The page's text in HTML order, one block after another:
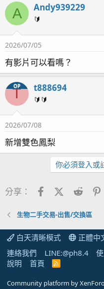
c
t
i
o
n
：
A Andy939229
🔰
2026/07/05
有影片可以看嗎？
OP
T t888694
🔰🔰
2026/07/08
新增雙色鳳梨
你必須登入或
分享： FacebookX (Twitter)
Reddit
生物二手交易-出售/交換區
白天清晰模式
正體中
連絡我們
LINE:@ph8.4
說明
首頁
R
Community platform by